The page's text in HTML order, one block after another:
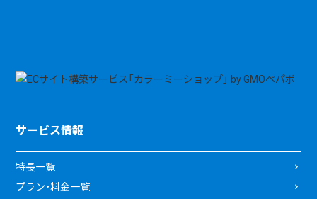
サービス情報
特長一覧
プラン・料金一覧